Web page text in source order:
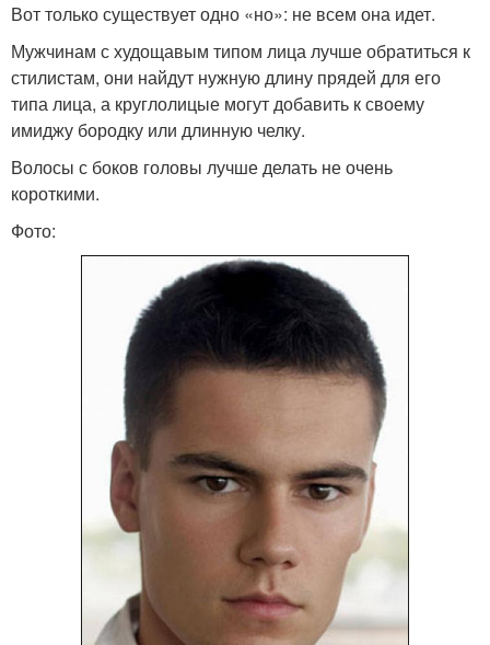
Вот только существует одно «но»: не всем она идет.
Мужчинам с худощавым типом лица лучше обратиться к
стилистам, они найдут нужную длину прядей для его
типа лица, а круглолицые могут добавить к своему
имиджу бородку или длинную челку.
Волосы с боков головы лучше делать не очень
короткими.
Фото: